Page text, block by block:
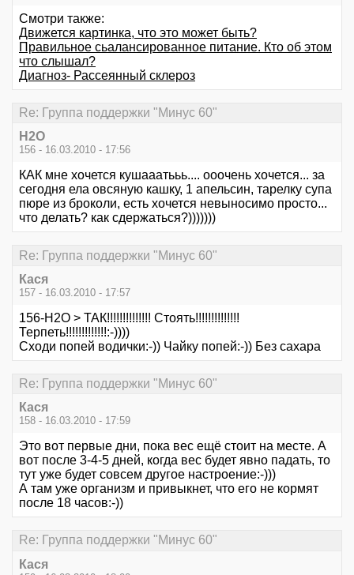
Смотри также:
Движется картинка, что это может быть?
Правильное сьалансированное питание. Кто об этом
что слышал?
Диагноз- Рассеянный склероз
Re: Группа поддержки "Минус 60"
Н2О
156 - 16.03.2010 - 17:56
КАК мне хочется кушааатььь.... ооочень хочется... за
сегодня ела овсяную кашку, 1 апельсин, тарелку супа
пюре из броколи, есть хочется невыносимо просто...
что делать? как сдержаться?)))))))
Re: Группа поддержки "Минус 60"
Кася
157 - 16.03.2010 - 17:57
156-Н2О > ТАК!!!!!!!!!!!!!! Стоять!!!!!!!!!!!!!!
Терпеть!!!!!!!!!!!!!:-))))
Сходи попей водички:-)) Чайку попей:-)) Без сахара
Re: Группа поддержки "Минус 60"
Кася
158 - 16.03.2010 - 17:59
Это вот первые дни, пока вес ещё стоит на месте. А
вот после 3-4-5 дней, когда вес будет явно падать, то
тут уже будет совсем другое настроение:-)))
А там уже организм и привыкнет, что его не кормят
после 18 часов:-))
Re: Группа поддержки "Минус 60"
Кася